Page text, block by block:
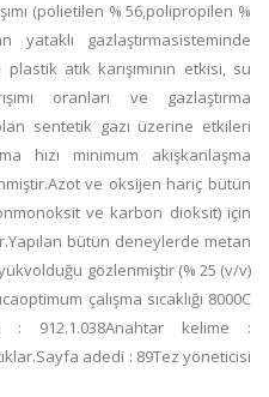
(polietilen % 56,polipropilen %
gazlaştırmasisteminde
atık karışımının etkisi, su
oranları ve gazlaştırma
olan sentetik gazı üzerine etkileri
hızı minimum akışkanlaşma
ve oksijen hariç bütün
ve karbon dioksit) için
bütün deneylerde metan
gözlenmiştir (% 25 (v/v)
çalışma sıcaklığı 8000C
: 912.1.038Anahtar kelime :
adedi : 89Tez yöneticisi